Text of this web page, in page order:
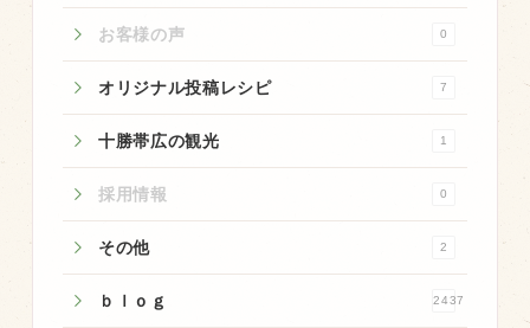
お客様の声 0
オリジナル投稿レシピ 7
十勝帯広の観光 1
採用情報 0
その他 2
ｂｌｏｇ 2437
その他
牧場のご紹介
牧場の仕事
飼育している牛について
環境・堆肥リサイクル
販売加工場